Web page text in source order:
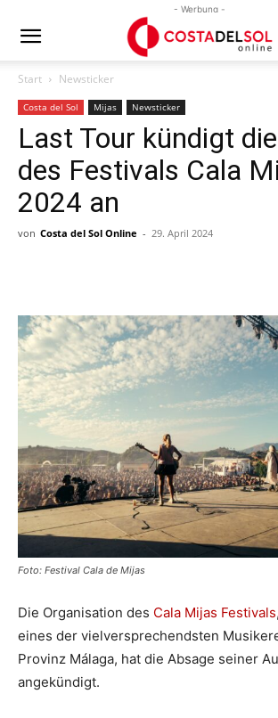
- Werbung -
Start Newsticker
Costa del Sol Mijas Newsticker
Last Tour kündigt
des Festivals Cala
2024 an
von Costa del Sol Online - 29. April 2024
Foto: Festival Cala de Mijas
Die Organisation des Cala Mijas Festivals
eines der vielversprechendsten
Provinz Málaga, hat die Absage seiner
angekündigt.